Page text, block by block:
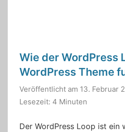
Wie der WordPress
WordPress Theme
Veröffentlicht am 13. Februar
Lesezeit: 4 Minuten
Der WordPress Loop ist ein